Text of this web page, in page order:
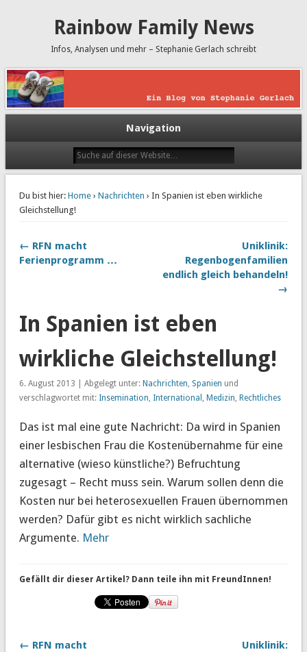
Rainbow Family News
Infos, Analysen und mehr – Stephanie Gerlach schreibt
Navigation
Du bist hier: Home› Nachrichten › In Spanien ist eben wirkliche
Gleichstellung!
← RFN macht
Ferienprogramm …
Uniklinik:
Regenbogenfamilien
endlich gleich behandeln!
→
In Spanien ist eben
wirkliche Gleichstellung!
6. August 2013 | Abgelegt unter: Nachrichten Spanien und
verschlagwortet mit: Insemination International Medizin Rechtliches
Das ist mal eine gute Nachricht: Da wird in Spanien
einer lesbischen Frau die Kostenübernahme für eine
alternative (wieso künstliche?) Befruchtung
zugesagt – Recht muss sein. Warum sollen denn die
Kosten nur bei heterosexuellen Frauen übernommen
werden? Dafür gibt es nicht wirklich sachliche
Argumente. Mehr
Gefällt dir dieser Artikel? Dann teile ihn mit FreundInnen!
← RFN macht
Uniklinik: